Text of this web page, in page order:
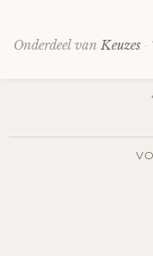
Onderdeel van Keuzes